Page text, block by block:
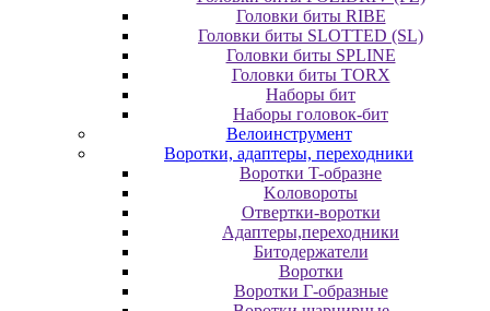
Головки биты RIBE
Головки биты SLOTTED (SL)
Головки биты SPLINE
Головки биты TORX
Наборы бит
Наборы головок-бит
Велоинструмент
Воротки, адаптеры, переходники
Bopoтки T-oбpaзне
Koлoвopoты
Oтвepтки-вopoтки
Адаптеры,переходники
Битодержатели
Воротки
Воротки Г-образные